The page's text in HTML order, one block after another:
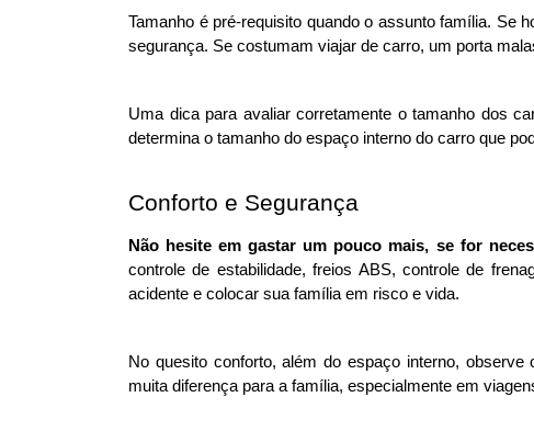
Tamanho é pré-requisito quando o assunto família. Se
segurança. Se costumam viajar de carro, um porta
Uma dica para avaliar corretamente o tamanho dos
determina o tamanho do espaço interno do carro que
Conforto e Segurança
Não hesite em gastar um pouco mais, se for
controle de estabilidade, freios ABS, controle de
acidente e colocar sua família em risco e vida.
No quesito conforto, além do espaço interno,
muita diferença para a família, especialmente em